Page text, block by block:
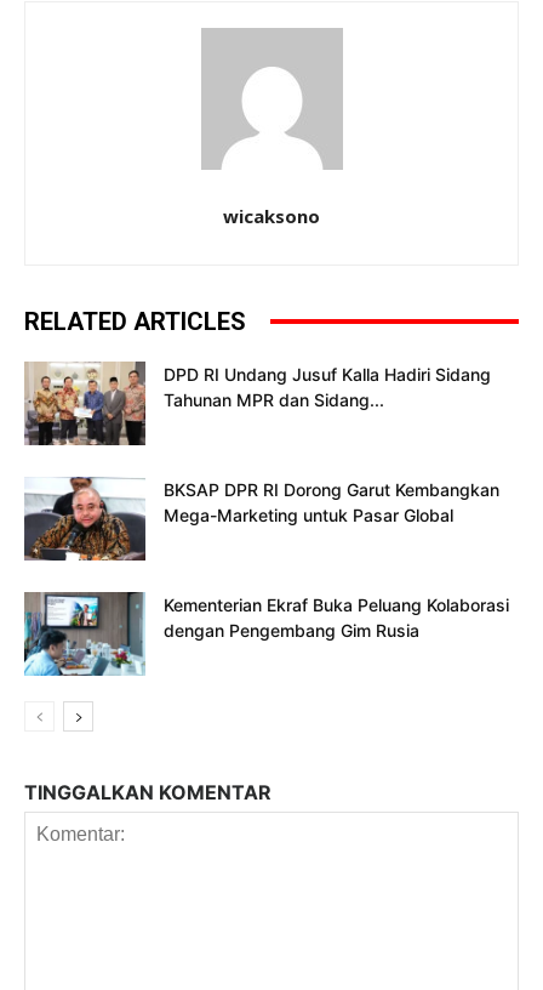
wicaksono
RELATED ARTICLES
DPD RI Undang Jusuf Kalla Hadiri Sidang
Tahunan MPR dan Sidang...
BKSAP DPR RI Dorong Garut Kembangkan
Mega-Marketing untuk Pasar Global
Kementerian Ekraf Buka Peluang Kolaborasi
dengan Pengembang Gim Rusia
TINGGALKAN KOMENTAR